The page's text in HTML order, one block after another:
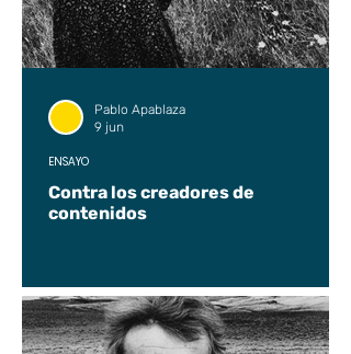
Contra los creadores de
contenidos
ENSAYO
Pablo Apablaza
9 jun